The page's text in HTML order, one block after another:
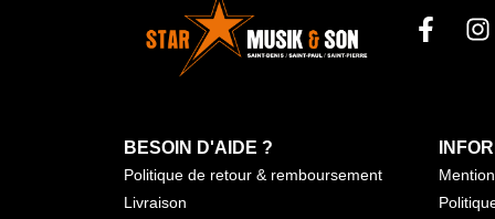
BESOIN D'AIDE ?
Politique de retour & remboursement
Livraison